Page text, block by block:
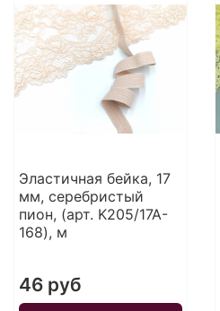
Эластичная бейка, 17
мм, серебристый
пион, (арт. K205/17A-
168), м
46 руб